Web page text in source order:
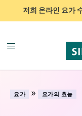
저희 온라인 요가
요가 » 요가의 효능